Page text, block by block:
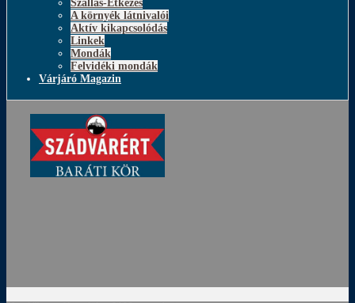
Szállás-Étkezés
A környék látnivalói
Aktív kikapcsolódás
Linkek
Mondák
Felvidéki mondák
Várjáró Magazin